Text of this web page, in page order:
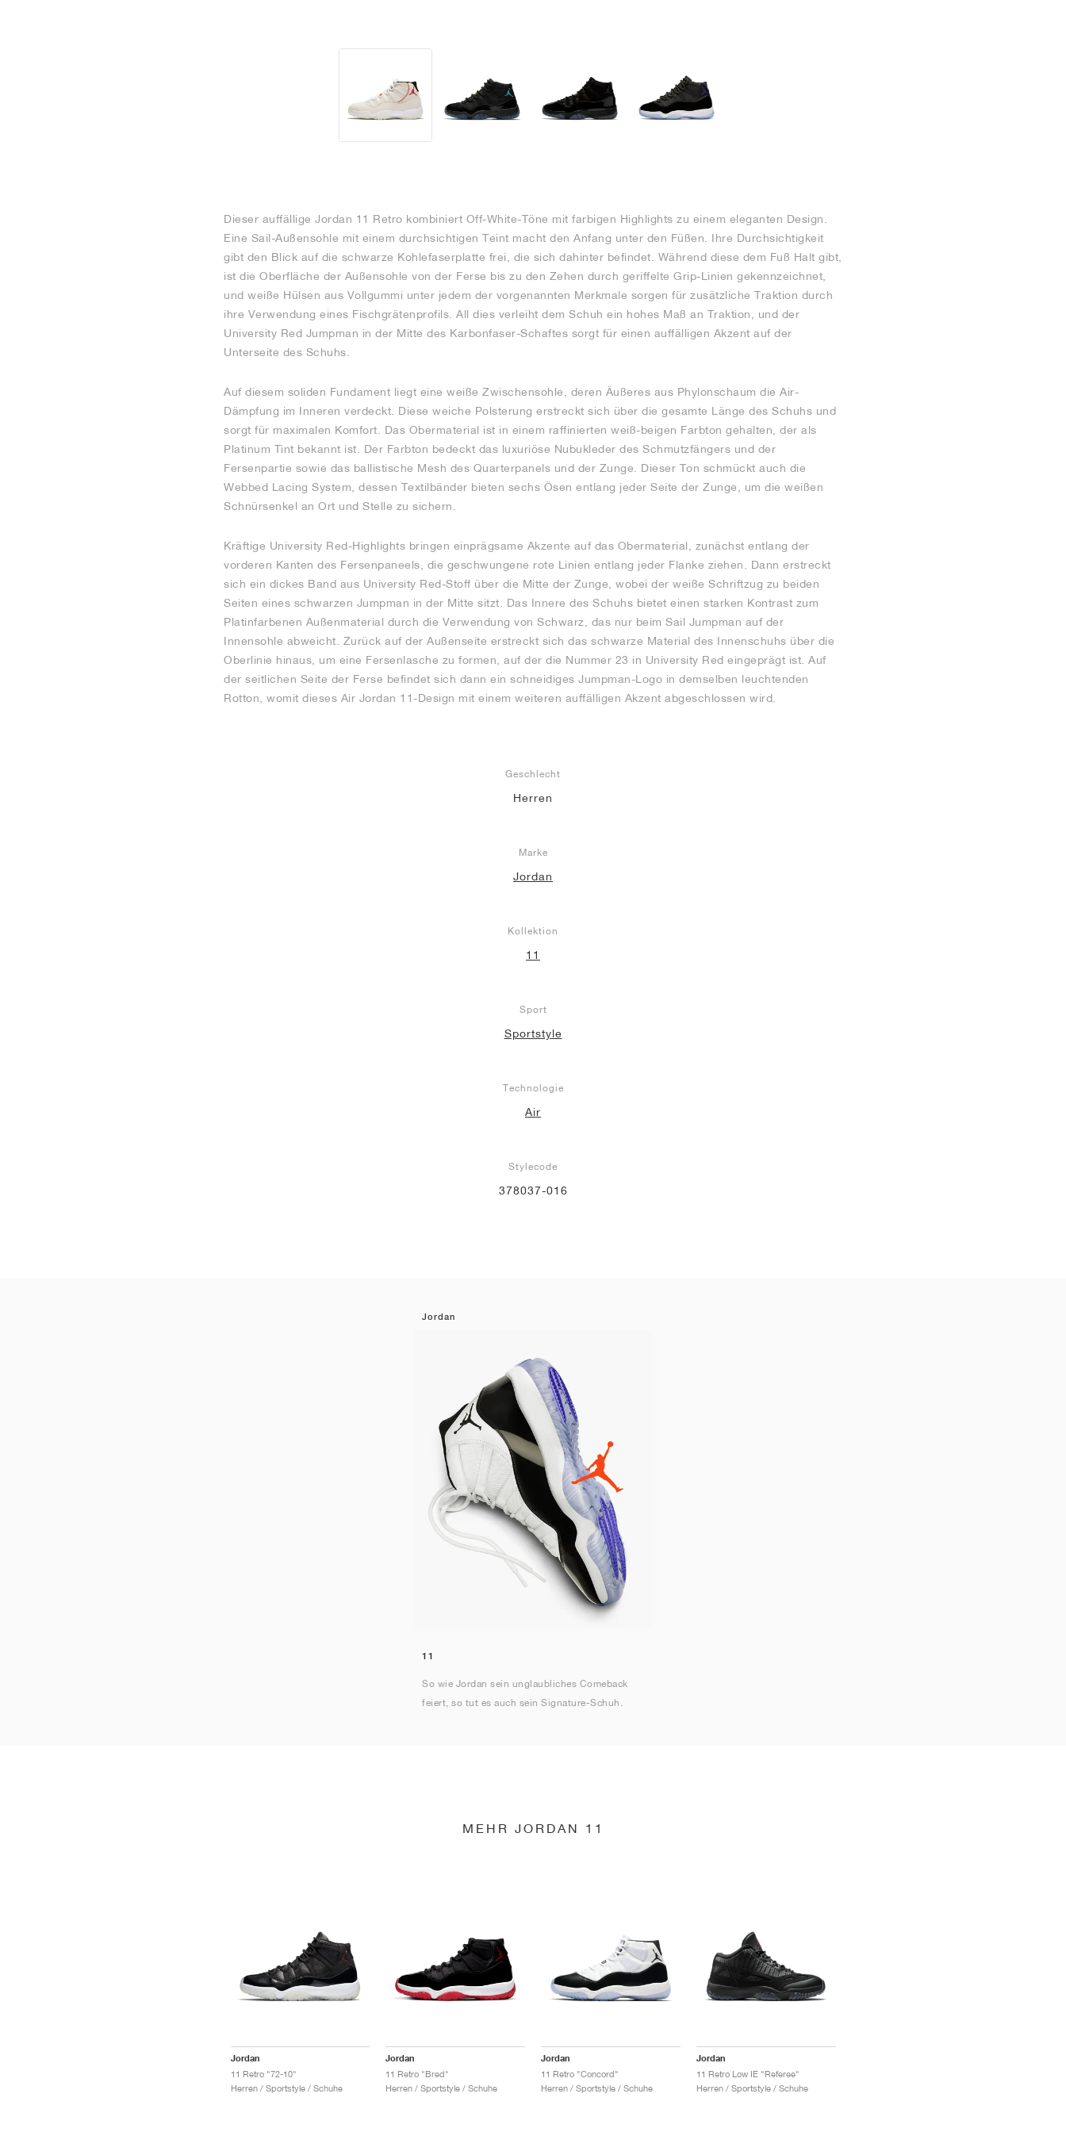
Dieser auffällige Jordan 11 Retro kombiniert Off-White-Töne mit farbigen Highlights zu einem eleganten Design.
Eine Sail-Außensohle mit einem durchsichtigen Teint macht den Anfang unter den Füßen. Ihre Durchsichtigkeit
gibt den Blick auf die schwarze Kohlefaserplatte frei, die sich dahinter befindet. Während diese dem Fuß Halt gibt,
ist die Oberfläche der Außensohle von der Ferse bis zu den Zehen durch geriffelte Grip-Linien gekennzeichnet,
und weiße Hülsen aus Vollgummi unter jedem der vorgenannten Merkmale sorgen für zusätzliche Traktion durch
ihre Verwendung eines Fischgrätenprofils. All dies verleiht dem Schuh ein hohes Maß an Traktion, und der
University Red Jumpman in der Mitte des Karbonfaser-Schaftes sorgt für einen auffälligen Akzent auf der
Unterseite des Schuhs.
Auf diesem soliden Fundament liegt eine weiße Zwischensohle, deren Äußeres aus Phylonschaum die Air-
Dämpfung im Inneren verdeckt. Diese weiche Polsterung erstreckt sich über die gesamte Länge des Schuhs und
sorgt für maximalen Komfort. Das Obermaterial ist in einem raffinierten weiß-beigen Farbton gehalten, der als
Platinum Tint bekannt ist. Der Farbton bedeckt das luxuriöse Nubukleder des Schmutzfängers und der
Fersenpartie sowie das ballistische Mesh des Quarterpanels und der Zunge. Dieser Ton schmückt auch die
Webbed Lacing System, dessen Textilbänder bieten sechs Ösen entlang jeder Seite der Zunge, um die weißen
Schnürsenkel an Ort und Stelle zu sichern.
Kräftige University Red-Highlights bringen einprägsame Akzente auf das Obermaterial, zunächst entlang der
vorderen Kanten des Fersenpaneels, die geschwungene rote Linien entlang jeder Flanke ziehen. Dann erstreckt
sich ein dickes Band aus University Red-Stoff über die Mitte der Zunge, wobei der weiße Schriftzug zu beiden
Seiten eines schwarzen Jumpman in der Mitte sitzt. Das Innere des Schuhs bietet einen starken Kontrast zum
Platinfarbenen Außenmaterial durch die Verwendung von Schwarz, das nur beim Sail Jumpman auf der
Innensohle abweicht. Zurück auf der Außenseite erstreckt sich das schwarze Material des Innenschuhs über die
Oberlinie hinaus, um eine Fersenlasche zu formen, auf der die Nummer 23 in University Red eingeprägt ist. Auf
der seitlichen Seite der Ferse befindet sich dann ein schneidiges Jumpman-Logo in demselben leuchtenden
Rotton, womit dieses Air Jordan 11-Design mit einem weiteren auffälligen Akzent abgeschlossen wird.
Geschlecht
Herren
Marke
Jordan
Kollektion
11
Sport
Sportstyle
Technologie
Air
Stylecode
378037-016
Jordan
11
So wie Jordan sein unglaubliches Comeback
feiert, so tut es auch sein Signature-Schuh.
MEHR JORDAN 11
Jordan
11 Retro "72-10"
Herren / Sportstyle / Schuhe
Jordan
11 Retro "Bred"
Herren / Sportstyle / Schuhe
Jordan
11 Retro "Concord"
Herren / Sportstyle / Schuhe
Jordan
11 Retro Low IE "Referee"
Herren / Sportstyle / Schuhe